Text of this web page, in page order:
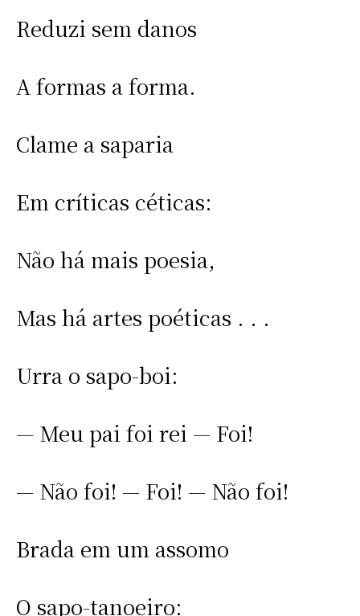
Reduzi sem danos
A formas a forma.
Clame a saparia
Em críticas céticas:
Não há mais poesia,
Mas há artes poéticas . . .
Urra o sapo-boi:
— Meu pai foi rei — Foi!
— Não foi! — Foi! — Não foi!
Brada em um assomo
O sapo-tanoeiro: